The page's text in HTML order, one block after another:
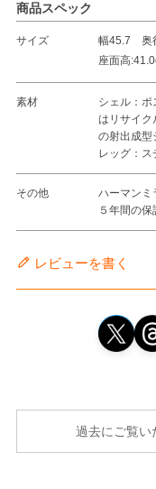
商品スペック
サイズ
幅45.7 奥
座面高
素材
シェル：ポ
はリサイク
の射出成型
レッグ：ス
その他
ハーマンミ
５年間の保
レビューを書く
過去にご覧い